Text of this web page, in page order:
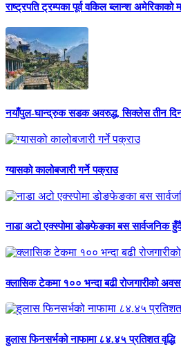
राष्ट्रपति ट्रम्पका पूर्व वकिल ब्लान्श अमेरिकाको
नयाँपुल-घान्द्रुक सडक अवरुद्ध, सिक्लेस तीन
ग्यासको कालोबजारी गर्ने पक्राउ
नाडा अटो एक्स्पोमा डोङफेङका बस सार्वजनिक
क्लासिक टेकमा १०० भन्दा बढी रोजगारीको
हुलास फिनसर्भको नाफामा ८४.४५ प्रतिशत वृद्धि